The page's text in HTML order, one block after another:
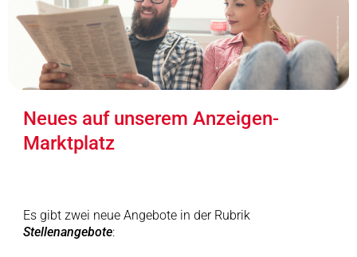
Neues auf unserem Anzeigen-
Marktplatz
Es gibt zwei neue Angebote in der Rubrik
Stellenangebote: